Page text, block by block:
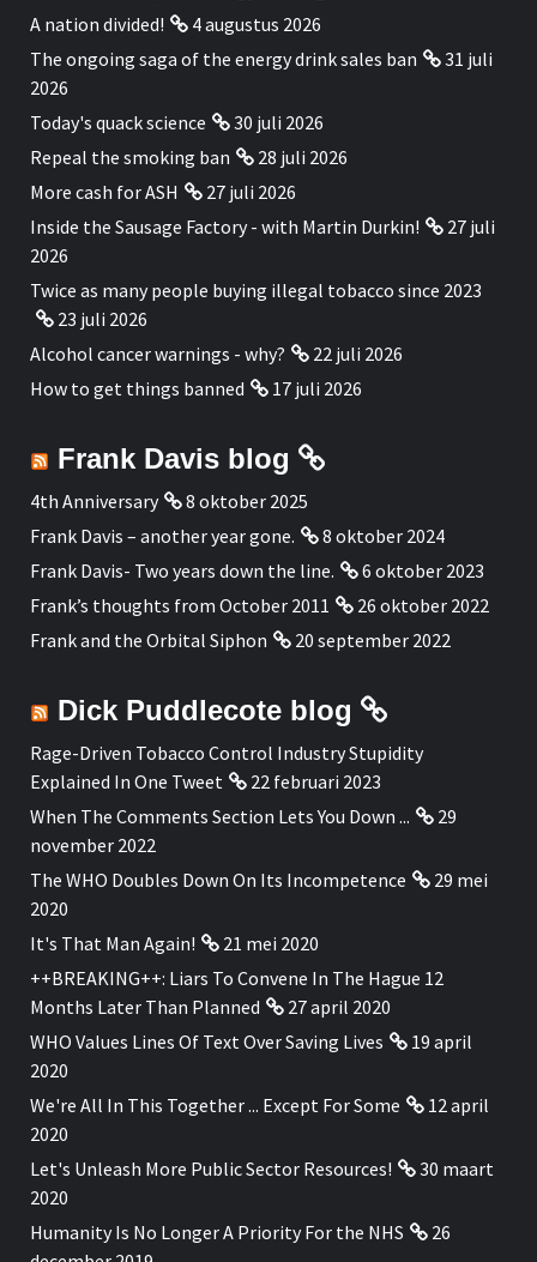
A nation divided!
4 augustus 2026
The ongoing saga of the energy drink sales ban
31 juli
2026
Today's quack science
30 juli 2026
Repeal the smoking ban
28 juli 2026
More cash for ASH
27 juli 2026
Inside the Sausage Factory - with Martin Durkin!
27 juli
2026
Twice as many people buying illegal tobacco since 2023
23 juli 2026
Alcohol cancer warnings - why?
22 juli 2026
How to get things banned
17 juli 2026
Frank Davis blog
4th Anniversary
8 oktober 2025
Frank Davis – another year gone.
8 oktober 2024
Frank Davis- Two years down the line.
6 oktober 2023
Frank’s thoughts from October 2011
26 oktober 2022
Frank and the Orbital Siphon
20 september 2022
Dick Puddlecote blog
Rage-Driven Tobacco Control Industry Stupidity
Explained In One Tweet
22 februari 2023
When The Comments Section Lets You Down ...
29
november 2022
The WHO Doubles Down On Its Incompetence
29 mei
2020
It's That Man Again!
21 mei 2020
++BREAKING++: Liars To Convene In The Hague 12
Months Later Than Planned
27 april 2020
WHO Values Lines Of Text Over Saving Lives
19 april
2020
We're All In This Together ... Except For Some
12 april
2020
Let's Unleash More Public Sector Resources!
30 maart
2020
Humanity Is No Longer A Priority For the NHS
26